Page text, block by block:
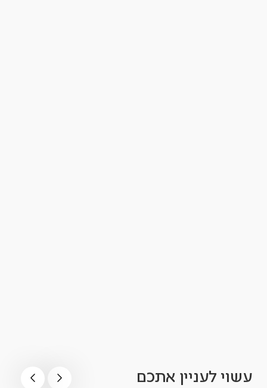
עשוי לעניין אתכם